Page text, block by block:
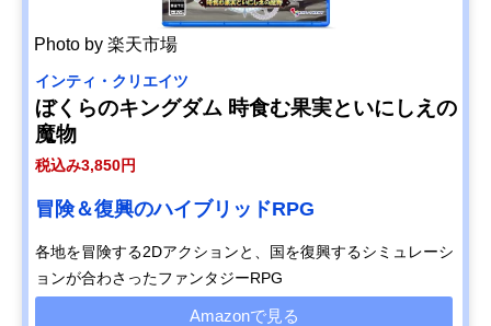
Photo by 楽天市場
インティ・クリエイツ
ぼくらのキングダム 時食む果実といにしえの
魔物
税込み3,850円
冒険＆復興のハイブリッドRPG
各地を冒険する2Dアクションと、国を復興するシミュレーシ
ョンが合わさったファンタジーRPG
Amazonで見る